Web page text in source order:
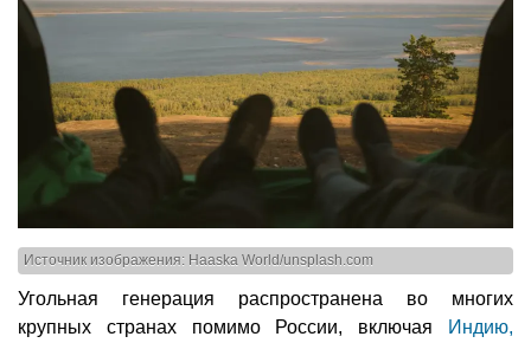
Источник изображения: Haaska World/unsplash.com
Угольная генерация распространена во многих
крупных странах помимо России, включая
Индию,